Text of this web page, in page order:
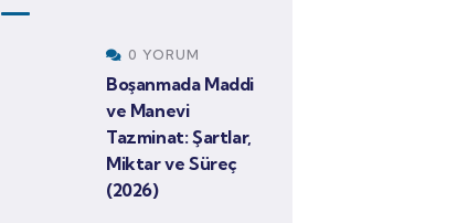
0 YORUM
Boşanmada Maddi
ve Manevi
Tazminat: Şartlar,
Miktar ve Süreç
(2026)